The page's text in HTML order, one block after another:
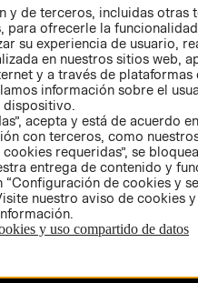
AVISO DE
PRIVACIDAD
GIFT CARD
AVISO DE
COOKIES
y de terceros, incluidas otras
para ofrecerle la
su experiencia de usuario,
en nuestros sitios web,
y a través de plataformas
información sobre el
dispositivo.
acepta y está de acuerdo
con terceros, como
requeridas”, se
entrega de contenido y
“Configuración de cookies y
nuestro aviso de cookies
y uso compartido de datos